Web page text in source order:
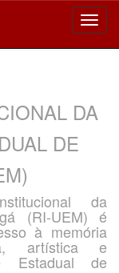
DA
DE
da
(RI-UEM) é
à memória
artística e
Estadual de